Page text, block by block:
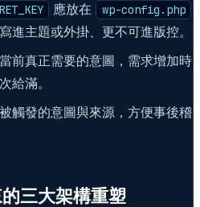
應放在 wp-config.php
進主題或外掛、更不可進版控。
前真正需要的意圖，需求增加時
給滿。
觸發的意圖與來源，方便事後稽
三大架構重塑